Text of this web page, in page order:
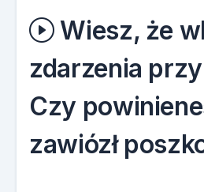
Wiesz, że
zdarzenia
Czy
zawiózł